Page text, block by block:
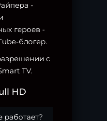
-
героев -
блогер.
с
TV.
HD
работает?